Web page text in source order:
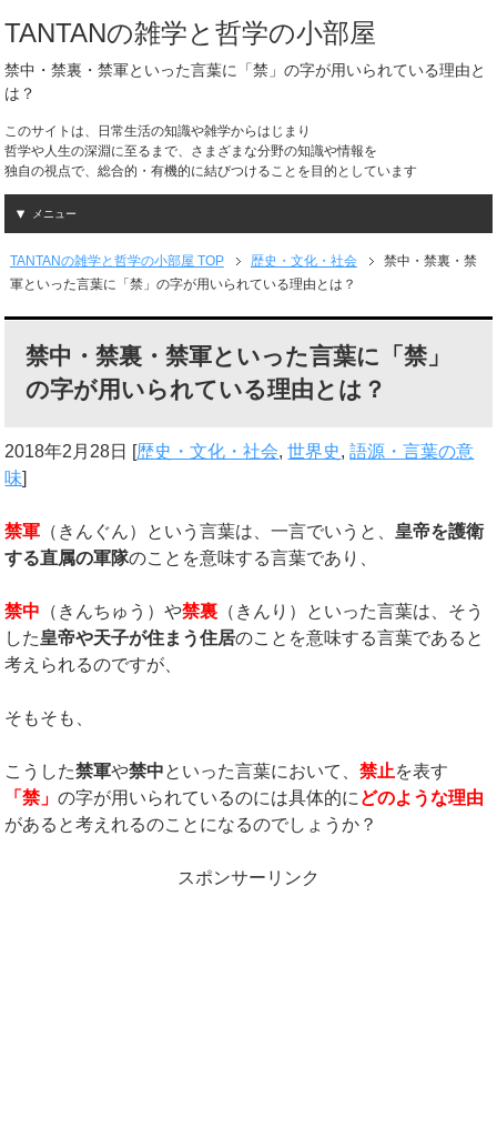
TANTANの雑学と哲学の小部屋
禁中・禁裏・禁軍といった言葉に「禁」の字が用いられている理由と
は？
このサイトは、日常生活の知識や雑学からはじまり
哲学や人生の深淵に至るまで、さまざまな分野の知識や情報を
独自の視点で、総合的・有機的に結びつけることを目的としています
メニュー
TANTANの雑学と哲学の小部屋 TOP 歴史・文化・社会
禁中・禁裏・禁
軍といった言葉に「禁」の字が用いられている理由とは？
禁中・禁裏・禁軍といった言葉に「禁」
の字が用いられている理由とは？
2018年2月28日 [歴史・文化・社会,世界史,語源・言葉の意
味]
禁軍 （きんぐん）という言葉は、一言でいうと、 皇帝を護衛
する直属の軍隊のことを意味する言葉であり、
禁中 （きんちゅう）や禁裏 （きんり）といった言葉は、そう
した皇帝や天子が住まう住居のことを意味する言葉であると
考えられるのですが、
そもそも、
こうした禁軍や禁中といった言葉において、禁止を表す
「禁」の字が用いられているのには具体的に どのような理由
があると考えれるのことになるのでしょうか？
スポンサーリンク